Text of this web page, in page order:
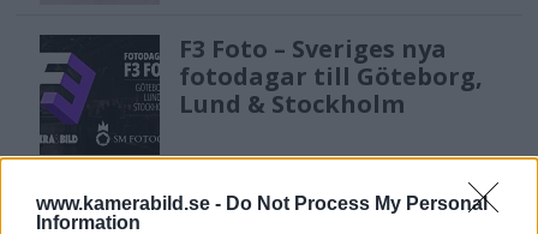
www.kamerabild.se - Do Not Process My Personal
Information
F3 Foto – Sveriges nya
fotodagar till Göteborg,
Lund & Stockholm
Sony FE 100-400mm F5,6-8